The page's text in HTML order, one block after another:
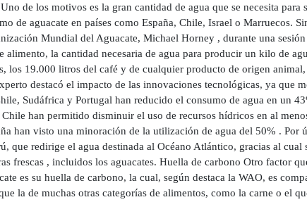
de los motivos es la gran cantidad de agua que se necesita para
de aguacate en países como España, Chile, Israel o Marruecos.
Mundial del Aguacate, Michael Horney , durante una
alimento, la cantidad necesaria de agua para producir un kilo de
los 19.000 litros del café y de cualquier producto de origen
destacó el impacto de las innovaciones tecnológicas, ya que
Sudáfrica y Portugal han reducido el consumo de agua en un
han permitido disminuir el uso de recursos hídricos en al
han visto una minoración de la utilización de agua del 50% . Por
que redirige el agua destinada al Océano Atlántico, gracias al cual
frescas , incluidos los aguacates. Huella de carbono Otro factor
es su huella de carbono, la cual, según destaca la WAO, es
la de muchas otras categorías de alimentos, como la carne o el